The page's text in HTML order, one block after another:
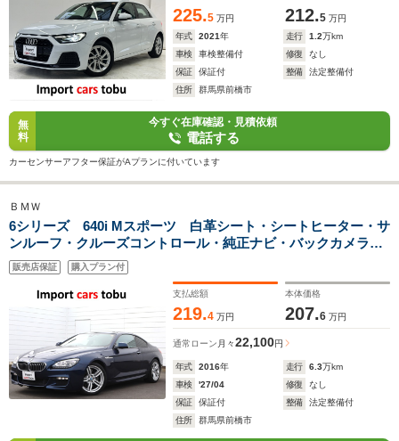
225.5 万円 212.5 万円
年式
2021年 走行 1.2万km
車検
車検整備付 修復
なし
保証
保証付 整備
法定整備付
住所
群馬県前橋市
無
料
今すぐ在庫確認・見積依頼
電話する
カーセンサーアフター保証がAプランに付いています
ＢＭＷ
6シリーズ 640i Mスポーツ 白革シート・シートヒーター・サ
ンルーフ・クルーズコントロール・純正ナビ・バックカメラ・
フルセグ・LEDヘッドライト
販売店保証 購入プラン付
支払総額
219.4 万円
本体価格
207.6 万円
通常ローン 月々22,100円
年式 2016年 走行 6.3万km
車検
'27/04 修復
なし
保証
保証付 整備
法定整備付
住所
群馬県前橋市